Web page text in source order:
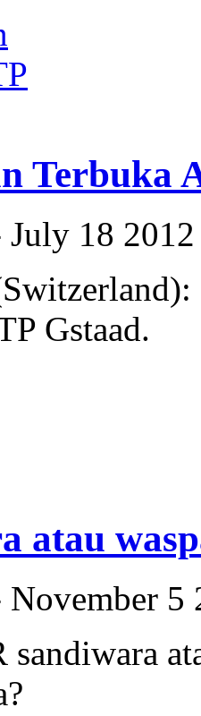
Terbuka
18
Gstaad.
atau
5